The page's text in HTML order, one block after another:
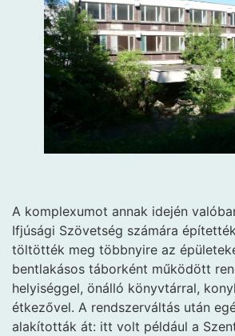
A komplexumot annak idején
Ifjúsági Szövetség számára
töltötték meg többnyire az
bentlakásos táborként működött
helyiséggel, önálló könyvtárral,
étkezővel. A rendszerváltás után
alakították át: itt volt például a